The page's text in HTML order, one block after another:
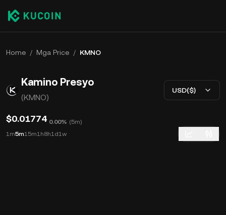
Home / Mga Price / KMNO
Kamino Presyo
(KMNO)
USD($)
$0.01774 0.00% (5m)
1m5m15m1h8h1d1w